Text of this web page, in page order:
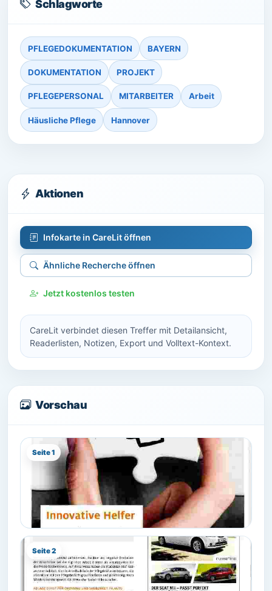
Schlagworte
PFLEGEDOKUMENTATION BAYERN
DOKUMENTATION PROJEKT
PFLEGEPERSONAL MITARBEITER Arbeit
Häusliche Pflege Hannover
Aktionen
Infokarte in CareLit öffnen
Ähnliche Recherche öffnen
Jetzt kostenlos testen
CareLit verbindet diesen Treffer mit Detailansicht,
Readerlisten, Notizen, Export und Volltext-Kontext.
Vorschau
Seite 1
Seite 2